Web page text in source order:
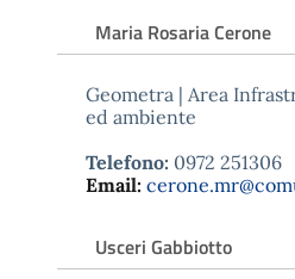
Maria Rosaria Cerone
Geometra | Area
ed ambiente
Telefono: 0972 251306
Email:
Usceri Gabbiotto